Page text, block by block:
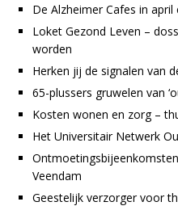
De Alzheimer Cafes in april
Loket Gezond Leven –
worden
Herken jij de signalen van
65-plussers gruwelen van
Kosten wonen en zorg –
Het Universitair Netwerk
Veendam
Geestelijk verzorger voor